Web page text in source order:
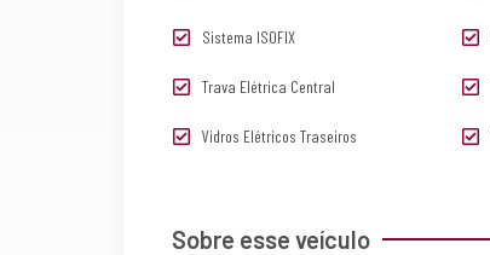
Sistema ISOFIX
Trava Elétrica Central
Vidros Elétricos Traseiros
Sobre esse veículo